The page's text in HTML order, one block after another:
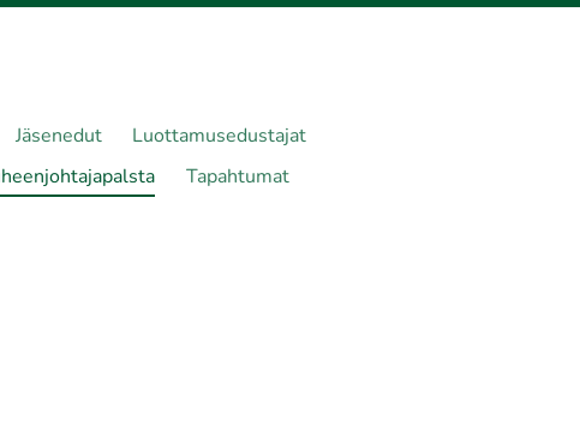
Jäsenedut
Luottamusedustajat
Tapahtumat